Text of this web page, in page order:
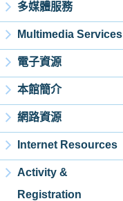
多媒體服務
Multimedia Services
電子資源
本館簡介
網路資源
Internet Resources
Activity &
Registration